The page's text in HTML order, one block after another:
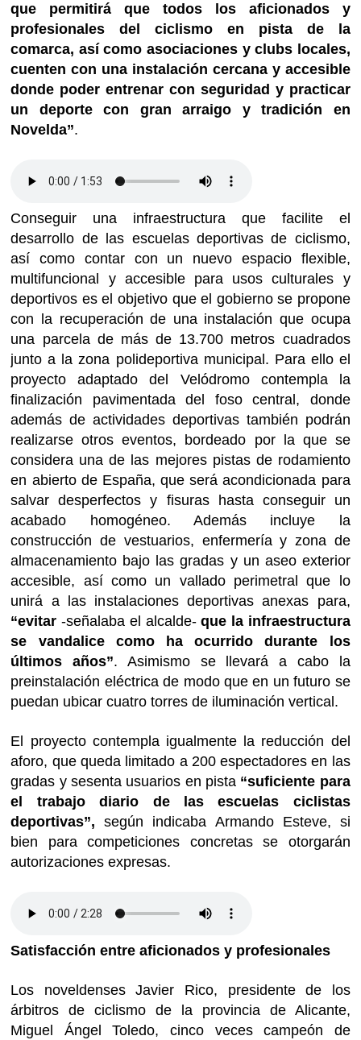
que permitirá que todos los aficionados y
profesionales del ciclismo en pista de la
comarca, así como asociaciones y clubs locales,
cuenten con una instalación cercana y accesible
donde poder entrenar con seguridad y practicar
un deporte con gran arraigo y tradición en
Novelda”.
Conseguir una infraestructura que facilite el
desarrollo de las escuelas deportivas de ciclismo,
así como contar con un nuevo espacio flexible,
multifuncional y accesible para usos culturales y
deportivos es el objetivo que el gobierno se propone
con la recuperación de una instalación que ocupa
una parcela de más de 13.700 metros cuadrados
junto a la zona polideportiva municipal. Para ello el
proyecto adaptado del Velódromo contempla la
finalización pavimentada del foso central, donde
además de actividades deportivas también podrán
realizarse otros eventos, bordeado por la que se
considera una de las mejores pistas de rodamiento
en abierto de España, que será acondicionada para
salvar desperfectos y fisuras hasta conseguir un
acabado homogéneo. Además incluye la
construcción de vestuarios, enfermería y zona de
almacenamiento bajo las gradas y un aseo exterior
accesible, así como un vallado perimetral que lo
unirá a las instalaciones deportivas anexas para,
“evitar-señalaba el alcalde-que la infraestructura
se vandalice como ha ocurrido durante los
últimos años”. Asimismo se llevará a cabo la
preinstalación eléctrica de modo que en un futuro se
puedan ubicar cuatro torres de iluminación vertical.
El proyecto contempla igualmente la reducción del
aforo, que queda limitado a 200 espectadores en las
gradas y sesenta usuarios en pista “suficiente para
el trabajo diario de las escuelas ciclistas
deportivas”, según indicaba Armando Esteve, si
bien para competiciones concretas se otorgarán
autorizaciones expresas.
Satisfacción entre aficionados y profesionales
Los noveldenses Javier Rico, presidente de los
árbitros de ciclismo de la provincia de Alicante,
Miguel Ángel Toledo, cinco veces campeón de